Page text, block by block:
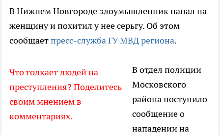
В Нижнем Новгороде злоумышленник напал на
женщину и похитил у нее серьгу. Об этом
сообщаетпресс-служба ГУ МВД региона.
Что толкает людей на
преступления? Поделитесь
своим мнением в
комментариях.
В отдел полиции
Московского
района поступило
сообщение о
нападении на